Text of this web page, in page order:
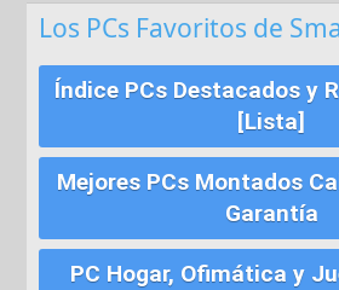
Los PCs Favoritos de
Índice PCs Destacados y
[Lista]
Mejores PCs Montados
Garantía
PC Hogar, Ofimática y